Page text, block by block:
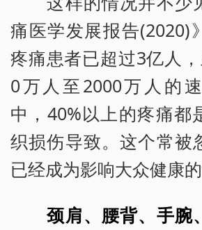
痛医学发展报告(2020)
疼痛患者已超过3亿人
0万人至2000万人的
中，40%以上的疼痛都
织损伤导致。这个常被
已经成为影响大众健康的
颈肩、腰背、手腕